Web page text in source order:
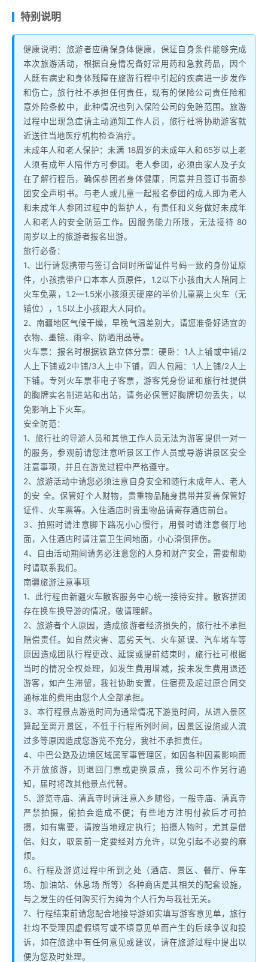
特别说明
健康说明：旅游者应确保身体健康，保证自身条件能够完成
本次旅游活动，根据自身情况备好常用药和急救药品，因个
人既有病史和身体残障在旅游行程中引起的疾病进一步发作
和伤亡，旅行社不承担任何责任，现有的保险公司责任险和
意外险条款中，此种情况也列入保险公司的免赔范围。旅游
过程中出现急症请主动通知工作人员，旅行社将协助游客就
近送往当地医疗机构检查治疗。
未成年人和老人保护：未满 18周岁的未成年人和65岁以上老
人须有成年人陪伴方可参团。老人参团，必须由家人及子女
在了解行程后，确保参团者身体健康，同意并且签订书面参
团安全声明书。与老人或儿童一起报名参团的成人即为老人
和未成年人参团过程中的监护人，有责任和义务做好未成年
人和老人的安全防范工作。因服务能力所限，无法接待 80
周岁以上的旅游者报名出游。
旅行必备：
1、出行请您携带与签订合同时所留证件号码一致的身份证原
件，小孩携带户口本本人页原件，1.2以下小孩由大人陪同上
火车免票，1.2—1.5米小孩须买硬座的半价儿童票上火车（无
铺位），1.5以上小孩跟大人同价。
2、南疆地区气候干燥，早晚气温差别大，请您准备好适宜的
衣物、墨镜、雨伞、防晒用品等。
火车票：报名时根据铁路立体分票：硬卧：1人上铺或中铺/2
人上下铺或2中铺/3人上中下铺，四人包厢：1人上铺/2人上
下铺。专列火车票非电子客票，游客凭身份证和旅行社提供
的胸牌实名制进站和出站，请务必保管好胸牌切勿丢失，以
免影响上下火车。
安全防范：
1、旅行社的导游人员和其他工作人员无法为游客提供一对一
的服务，参观前请您注意听景区工作人员或导游讲景区安全
注意事项，并且在游览过程中严格遵守。
2、旅游活动中请您必须注意自身安全和随行未成年人、老人
的安 全。保管好个人财物，贵重物品随身携带并妥善保管好
证件、火车票等。入住酒店时贵重物品请寄存酒店前台。
3、拍照时请注意脚下路况小心慢行，用餐时请注意餐厅地
面，入住酒店时请注意卫生间地面，小心滑倒摔伤。
4、自由活动期间请务必注意您的人身和财产安全，需要帮助
时请联系我们。
南疆旅游注意事项
1、此行程由新疆火车散客服务中心统一接待安排。散客拼团
存在换车换导游的情况，敬请理解。
2、旅游者个人原因，造成旅游者经济损失的，旅行社不承担
赔偿责任。如自然灾害、恶劣天气、火车延误、汽车堵车等
原因造成团队行程更改、延误或提前结束时，旅行社可根据
当时的情况全权处理，如发生费用增减，按未发生费用退还
游客，如产生滞留，我社协助安置，住宿费及超过原合同交
通标准的费用由您个人全部承担。
3、本行程景点游览时间为通常情况下游览时间，从进入景区
算起至离开景区，不低于行程所列时间，因景区设施或人流
过多等原因造成您游览不充分，我社不承担责任。
4、中巴公路及边境区域属军事管理区，如因各种因素影响而
不开放旅游，则退回门票或更换景点，我公司不作另行通
知，届时将改其他景点代替。
5、游览寺庙、清真寺时请注意入乡随俗，一般寺庙、清真寺
严禁拍摄，偷拍会造成不便；有些地方注明付款后才可拍
摄，如有需要，请按当地规定执行；拍摄人物时，尤其是僧
侣、妇女，取景前一定要经对方允许，以免引起不必要的麻
烦。
6、行程及游览过程中所到之处（酒店、景区、餐厅、停车
场、加油站、休息场 所等）各种商店是其相关的配套设施，
与之发生的任何购买行为纯为个人行为与我社无关。
7、行程结束前请您配合地接导游如实填写游客意见单，旅行
社均不受理因虚假填写或不填意见单而产生的后续争议和投
诉，如在旅途中有任何意见或建议，请在旅游过程中提出以
便为您及时处理。